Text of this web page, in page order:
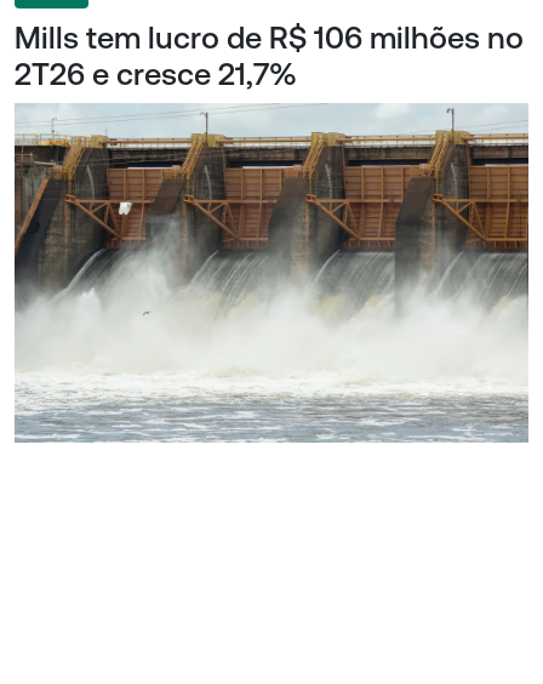
Mills tem lucro de R$ 106 milhões no
2T26 e cresce 21,7%